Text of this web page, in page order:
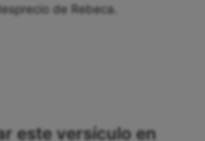
de Rebeca.
este versículo en